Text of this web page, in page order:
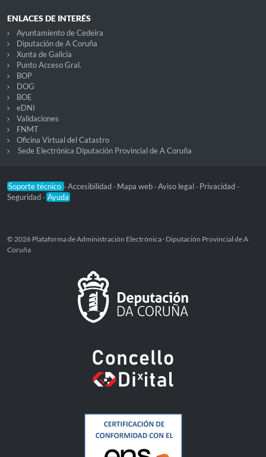
ENLACES DE INTERÉS
Ayuntamiento de Cedeira
Diputación de A Coruña
Xunta de Galicia
Punto Acceso Gral.
BOP
DOG
BOE
eDNI
Validaciones
FNMT
Oficina Virtual del Catastro
Sede Electrónica Diputación Provincial de A Coruña
Soporte técnico -Accesibilidad - Mapa web -Aviso legal - Privacidad -
Seguridad - Ayuda
© 2026 Plataforma de Administración Electrónica · Diputación Provincial de A
Coruña